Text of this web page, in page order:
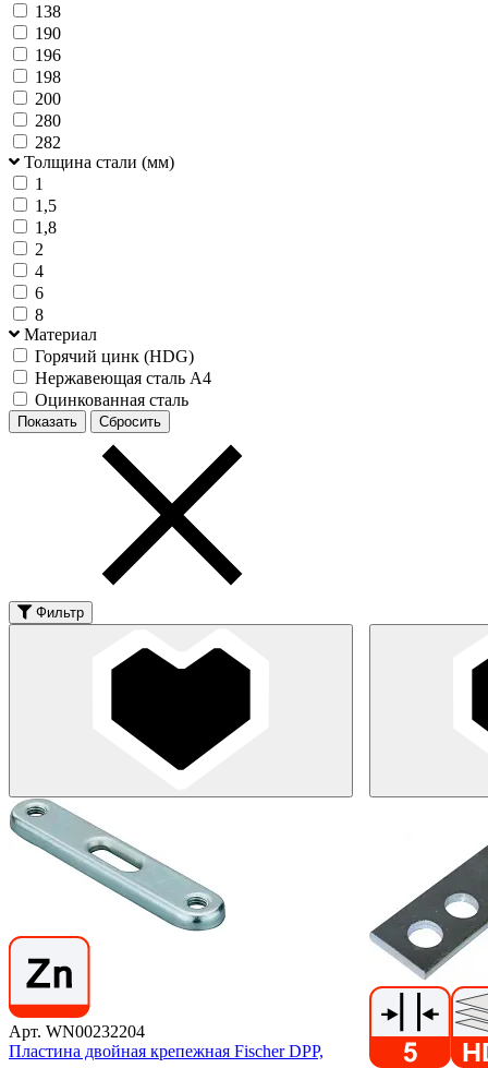
138
190
196
198
200
280
282
Толщина стали (мм)
1
1,5
1,8
2
4
6
8
Материал
Горячий цинк (HDG)
Нержавеющая сталь А4
Оцинкованная сталь
Фильтр
Арт. WN00232204
Пластина двойная крепежная Fischer DPP,